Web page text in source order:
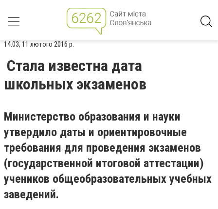
14:03, 11 лютого 2016 р.
Стала известна дата
школьных экзаменов
Министерство образования и науки
утвердило даты и ориентировочные
требования для проведения экзаменов
(государственной итоговой аттестации)
учеников общеобразовательных учебных
заведений.